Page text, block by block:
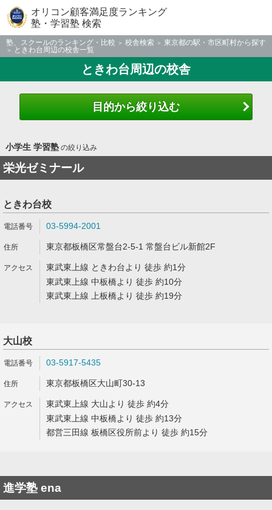
オリコン顧客満足度ランキング
塾・学習塾 検索
塾、スクールのランキング・比較 校舎検索
東京都の駅・市区町村から探す
ときわ台周辺の校舎一覧
ときわ台周辺の校舎
目的から絞り込む
小学生 学習塾の絞り込み
栄光ゼミナール
ときわ台校
03-5994-2001
東京都板橋区常盤台2-5-1 常盤台ビル新館2F
東武東上線 ときわ台より 徒歩 約1分
東武東上線 中板橋より 徒歩 約10分
東武東上線 上板橋より 徒歩 約19分
大山校
03-5917-5435
東京都板橋区大山町30-13
東武東上線 大山より 徒歩 約4分
東武東上線 中板橋より 徒歩 約13分
都営三田線 板橋区役所前より 徒歩 約15分
進学塾 ena